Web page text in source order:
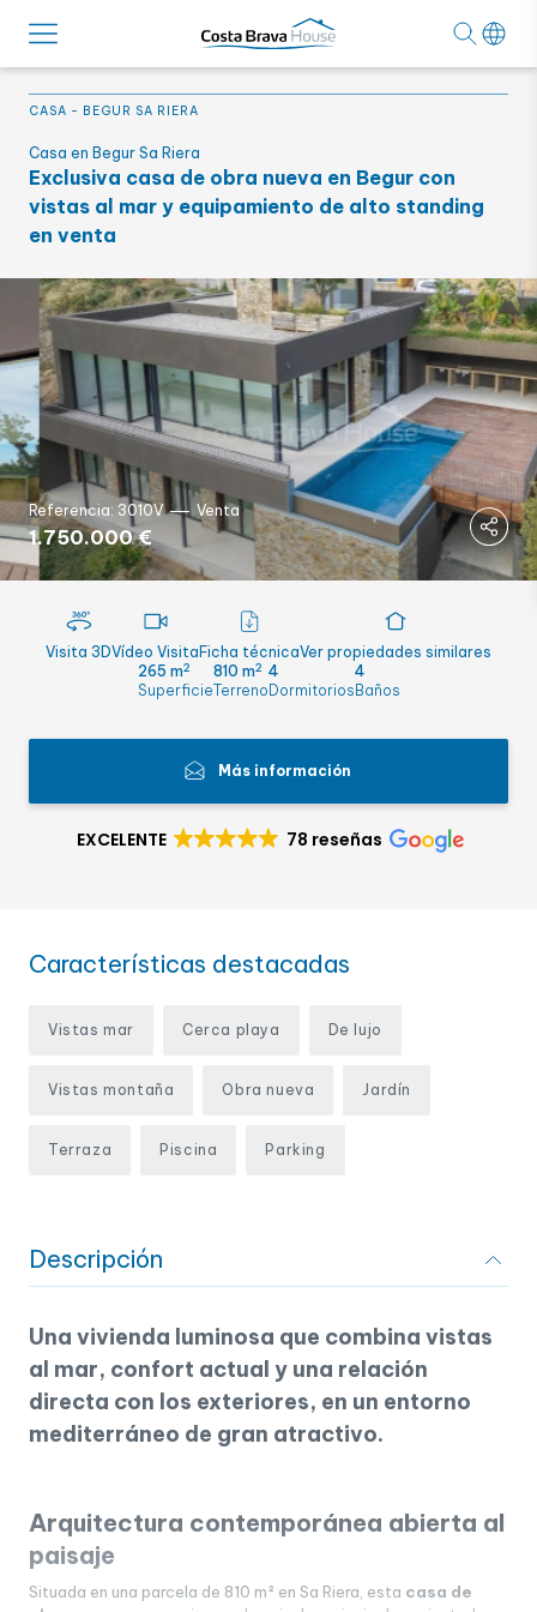
CASA - BEGUR SA RIERA
Casa en Begur Sa Riera
Exclusiva casa de obra nueva en Begur con
vistas al mar y equipamiento de alto standing
en venta
Referencia: 3010V Venta
1.750.000 €
Visita 3DVídeo Visita Ficha técnicaVer propiedades similares
265 m2
Superficie
810 m2
Terreno
4
Dormitorios
4
Baños
Más información
EXCELENTE 78 reseñas
Características destacadas
Vistas mar Cerca playa De lujo
Vistas montaña Obra nueva Jardín
Terraza Piscina Parking
Descripción
Una vivienda luminosa que combina vistas
al mar, confort actual y una relación
directa con los exteriores, en un entorno
mediterráneo de gran atractivo.
Arquitectura contemporánea abierta al
paisaje
Situada en una parcela de 810 m² en Sa Riera, esta casa de